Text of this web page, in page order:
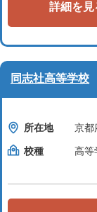
詳細を見
同志社高等学校
所在地
京都
校種
高等